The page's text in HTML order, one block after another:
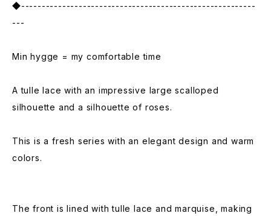
◆---------------------------------------------------------
---
Min hygge = my comfortable time
A tulle lace with an impressive large scalloped
silhouette and a silhouette of roses.
This is a fresh series with an elegant design and warm
colors.
The front is lined with tulle lace and marquise, making